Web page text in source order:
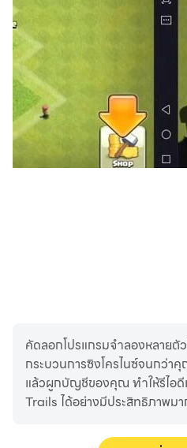
คัดลอกโปรแกรมจำลองหลายตัว
กระบวนการซิงโครไนซ์จนกว่า
แล้วผูกบัญชีของคุณ ทำให้รีไอ
Trails ได้อย่างมีประสิทธิภาพม